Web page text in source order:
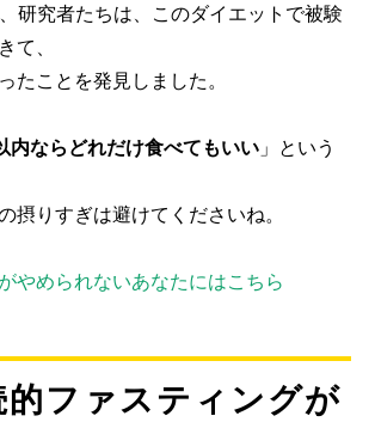
研究者たちは、このダイエットで被験
て、
たことを発見しました。
内ならどれだけ食べてもいい 」という
摂りすぎは避けてくださいね。
やめられないあなたにはこちら
的ファスティングが